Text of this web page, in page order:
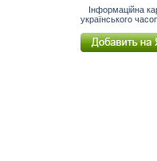
Інформаційна
українського